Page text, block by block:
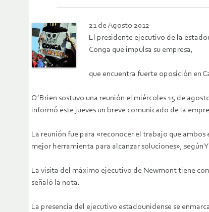
21 de Agosto 2012
El presidente ejecutivo de la
Conga que impulsa su empresa,
que encuentra fuerte oposición en
O’Brien sostuvo una reunión el miércoles 15 de
informó este jueves un breve comunicado de la
La reunión fue para «reconocer el trabajo que
mejor herramienta para alcanzar soluciones», según
La visita del máximo ejecutivo de Newmont tiene
señaló la nota.
La presencia del ejecutivo estadounidense se